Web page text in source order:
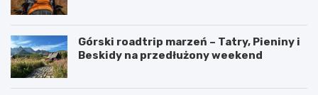
Górski roadtrip marzeń – Tatry, Pieniny i
Beskidy na przedłużony weekend